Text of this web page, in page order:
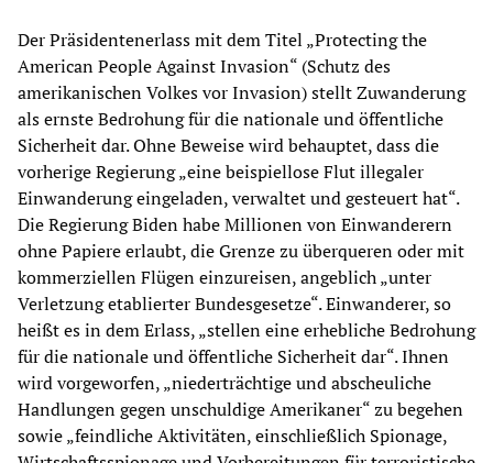
Der Präsidentenerlass mit dem Titel „Protecting the
American People Against Invasion“ (Schutz des
amerikanischen Volkes vor Invasion) stellt Zuwanderung
als ernste Bedrohung für die nationale und öffentliche
Sicherheit dar. Ohne Beweise wird behauptet, dass die
vorherige Regierung „eine beispiellose Flut illegaler
Einwanderung eingeladen, verwaltet und gesteuert hat“.
Die Regierung Biden habe Millionen von Einwanderern
ohne Papiere erlaubt, die Grenze zu überqueren oder mit
kommerziellen Flügen einzureisen, angeblich „unter
Verletzung etablierter Bundesgesetze“. Einwanderer, so
heißt es in dem Erlass, „stellen eine erhebliche Bedrohung
für die nationale und öffentliche Sicherheit dar“. Ihnen
wird vorgeworfen, „niederträchtige und abscheuliche
Handlungen gegen unschuldige Amerikaner“ zu begehen
sowie „feindliche Aktivitäten, einschließlich Spionage,